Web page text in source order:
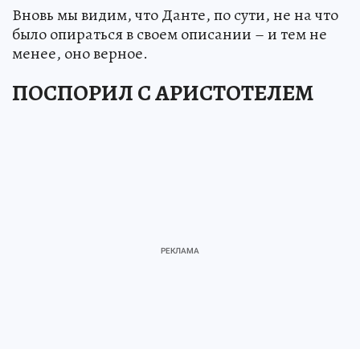
Вновь мы видим, что Данте, по сути, не на что
было опираться в своем описании – и тем не
менее, оно верное.
ПОСПОРИЛ С АРИСТОТЕЛЕМ